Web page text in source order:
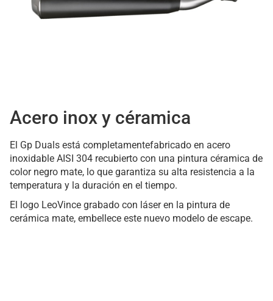
Acero inox y céramica
El Gp Duals está completamentefabricado en acero
inoxidable AISI 304 recubierto con una pintura céramica de
color negro mate, lo que garantiza su alta resistencia a la
temperatura y la duración en el tiempo.
El logo LeoVince grabado con láser en la pintura de
cerámica mate, embellece este nuevo modelo de escape.